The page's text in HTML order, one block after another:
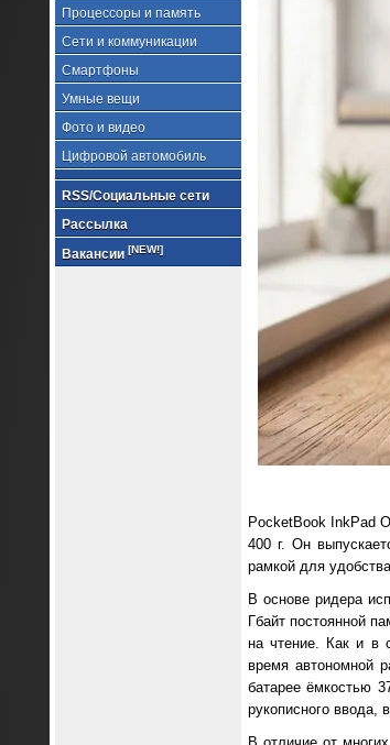
Процессоры и память
Сети и коммуникации
Смартфоны
Умные вещи
Фото и видео
Цифровой автомобиль
RSS/Социальные сети
Рассылка
Вакансии [NEW!]
PocketBook InkPad
400 г. Он
рамкой для
В основе ридера
Гбайт постоянной
на чтение. Как и в
время автономной
батарее ёмкостью
рукописного ввода,